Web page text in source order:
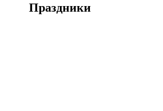
Праздники